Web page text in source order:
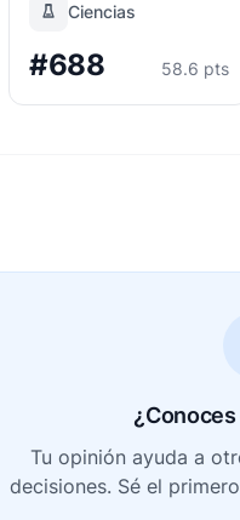
Ciencias
#688 58.6 pts
Tu opinión ayuda a
decisiones. Sé el